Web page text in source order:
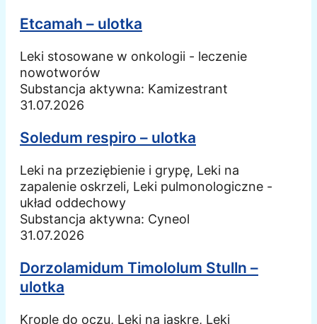
Etcamah – ulotka
Leki stosowane w onkologii - leczenie
nowotworów
Substancja aktywna: Kamizestrant
31.07.2026
Soledum respiro – ulotka
Leki na przeziębienie i grypę, Leki na
zapalenie oskrzeli, Leki pulmonologiczne -
układ oddechowy
Substancja aktywna: Cyneol
31.07.2026
Dorzolamidum Timololum Stulln –
ulotka
Krople do oczu, Leki na jaskrę, Leki